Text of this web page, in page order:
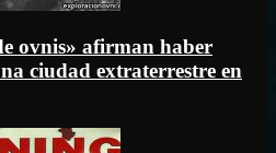
ovnis» afirman haber
ciudad extraterrestre en